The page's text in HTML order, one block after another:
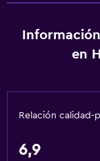
en
Relación calidad-
6,9